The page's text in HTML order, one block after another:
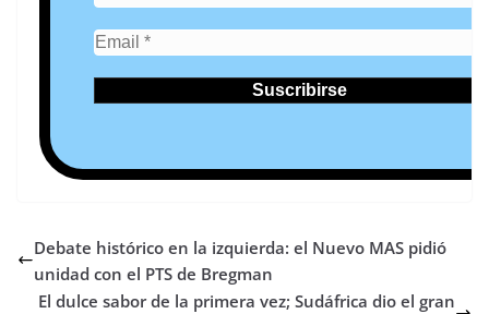
Debate histórico en la izquierda: el Nuevo MAS pidió
unidad con el PTS de Bregman
El dulce sabor de la primera vez; Sudáfrica dio el gran